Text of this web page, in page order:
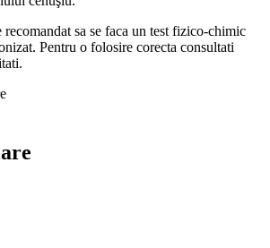
recomandat sa se faca un test fizico-chimic
Pentru o folosire corecta consultati